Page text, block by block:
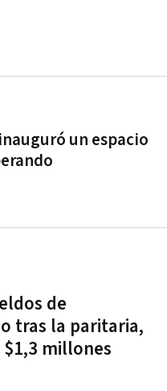
un espacio
de
tras la paritaria,
millones